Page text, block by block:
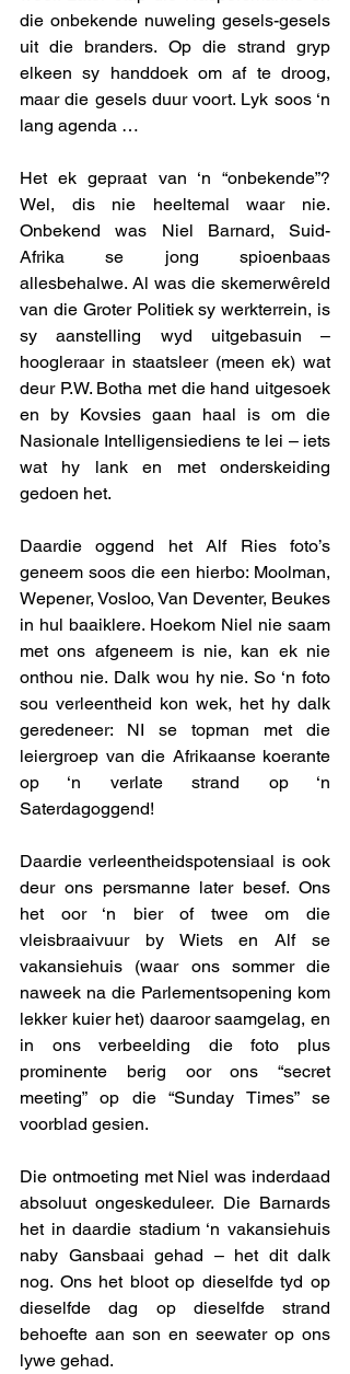
die onbekende nuweling gesels-gesels
uit die branders. Op die strand gryp
elkeen sy handdoek om af te droog,
maar die gesels duur voort. Lyk soos ‘n
lang agenda …
Het ek gepraat van ‘n “onbekende”?
Wel, dis nie heeltemal waar nie.
Onbekend was Niel Barnard, Suid-
Afrika se jong spioenbaas
allesbehalwe. Al was die skemerwêreld
van die Groter Politiek sy werkterrein, is
sy aanstelling wyd uitgebasuin –
hoogleraar in staatsleer (meen ek) wat
deur P.W. Botha met die hand uitgesoek
en by Kovsies gaan haal is om die
Nasionale Intelligensiediens te lei – iets
wat hy lank en met onderskeiding
gedoen het.
Daardie oggend het Alf Ries foto’s
geneem soos die een hierbo: Moolman,
Wepener, Vosloo, Van Deventer, Beukes
in hul baaiklere. Hoekom Niel nie saam
met ons afgeneem is nie, kan ek nie
onthou nie. Dalk wou hy nie. So ‘n foto
sou verleentheid kon wek, het hy dalk
geredeneer: NI se topman met die
leiergroep van die Afrikaanse koerante
op ‘n verlate strand op ‘n
Saterdagoggend!
Daardie verleentheidspotensiaal is ook
deur ons persmanne later besef. Ons
het oor ‘n bier of twee om die
vleisbraaivuur by Wiets en Alf se
vakansiehuis (waar ons sommer die
naweek na die Parlementsopening kom
lekker kuier het) daaroor saamgelag, en
in ons verbeelding die foto plus
prominente berig oor ons “secret
meeting” op die “Sunday Times” se
voorblad gesien.
Die ontmoeting met Niel was inderdaad
absoluut ongeskeduleer. Die Barnards
het in daardie stadium ‘n vakansiehuis
naby Gansbaai gehad – het dit dalk
nog. Ons het bloot op dieselfde tyd op
dieselfde dag op dieselfde strand
behoefte aan son en seewater op ons
lywe gehad.